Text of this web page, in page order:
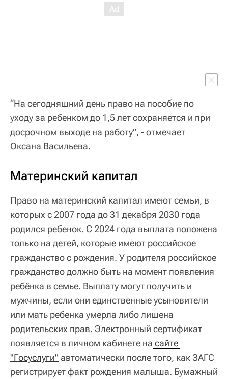
“На сегодняшний день право на пособие по
уходу за ребенком до 1,5 лет сохраняется и при
досрочном выходе на работу”, - отмечает
Оксана Васильева.
Материнский капитал
Право на материнский капитал имеют семьи, в
которых с 2007 года до 31 декабря 2030 года
родился ребенок. С 2024 года выплата положена
только на детей, которые имеют российское
гражданство с рождения. У родителя российское
гражданство должно быть на момент появления
ребёнка в семье. Выплату могут получить и
мужчины, если они единственные усыновители
или мать ребенка умерла либо лишена
родительских прав. Электронный сертификат
появляется в личном кабинете на сайте
"Госуслуги" автоматически после того, как ЗАГС
регистрирует факт рождения малыша. Бумажный